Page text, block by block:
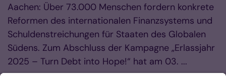
Aachen: Über 73.000 Menschen fordern konkrete
Reformen des internationalen Finanzsystems und
Schuldenstreichungen für Staaten des Globalen
Südens. Zum Abschluss der Kampagne „Erlassjahr
2025 – Turn Debt into Hope!“ hat am 03. ...